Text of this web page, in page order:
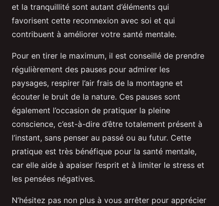
et la tranquillité sont autant d’éléments qui
favorisent cette reconnexion avec soi et qui
contribuent à améliorer votre santé mentale.
Pour en tirer le maximum, il est conseillé de prendre
régulièrement des pauses pour admirer les
paysages, respirer l’air frais de la montagne et
écouter le bruit de la nature. Ces pauses sont
également l’occasion de pratiquer la pleine
conscience, c’est-à-dire d’être totalement présent à
l’instant, sans penser au passé ou au futur. Cette
pratique est très bénéfique pour la santé mentale,
car elle aide à apaiser l’esprit et à limiter le stress et
les pensées négatives.
N’hésitez pas non plus à vous arrêter pour apprécier